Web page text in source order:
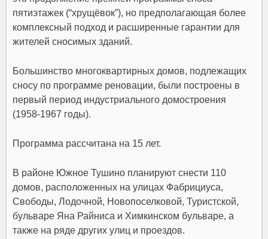
пятиэтажек (“хрущёвок”), но предполагающая более
комплексный подход и расширенные гарантии для
жителей сносимых зданий.
Большинство многоквартирных домов, подлежащих
сносу по программе реновации, были построены в
первый период индустриального домостроения
(1958-1967 годы).
Программа рассчитана на 15 лет.
В районе Южное Тушино планируют снести 110
домов, расположенных на улицах Фабрициуса,
Свободы, Лодочной, Новопоселковой, Туристской,
бульваре Яна Райниса и Химкинском бульваре, а
также на ряде других улиц и проездов.